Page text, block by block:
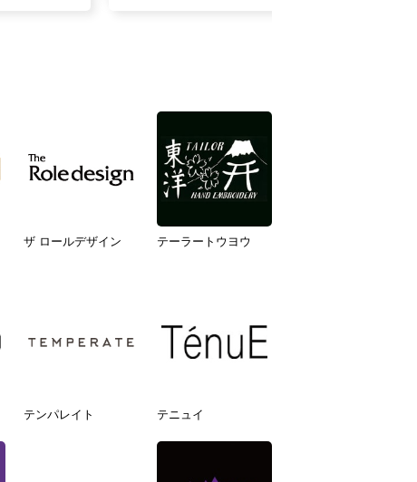
ザ ロールデザイン テーラートウヨウ
テンパレイト テニュイ